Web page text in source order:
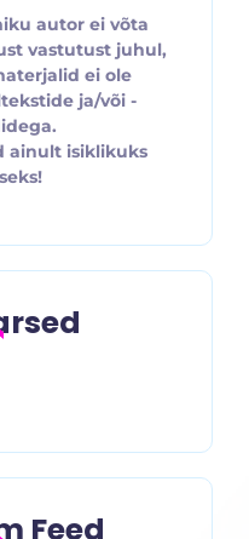
autor ei võta
vastutust juhul,
ei ole
ja/või -
ainult isiklikuks
Feed